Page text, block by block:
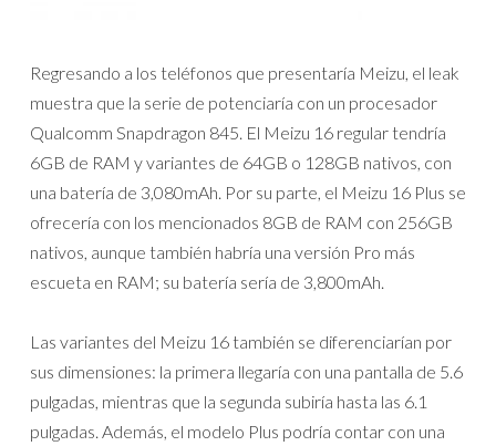
Regresando a los teléfonos que presentaría Meizu, el leak
muestra que la serie de potenciaría con un procesador
Qualcomm Snapdragon 845. El Meizu 16 regular tendría
6GB de RAM y variantes de 64GB o 128GB nativos, con
una batería de 3,080mAh. Por su parte, el Meizu 16 Plus se
ofrecería con los mencionados 8GB de RAM con 256GB
nativos, aunque también habría una versión Pro más
escueta en RAM; su batería sería de 3,800mAh.
Las variantes del Meizu 16 también se diferenciarían por
sus dimensiones: la primera llegaría con una pantalla de 5.6
pulgadas, mientras que la segunda subiría hasta las 6.1
pulgadas. Además, el modelo Plus podría contar con una